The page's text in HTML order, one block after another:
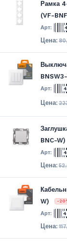
Рамка
(VF-
BNC-W)
W)
-